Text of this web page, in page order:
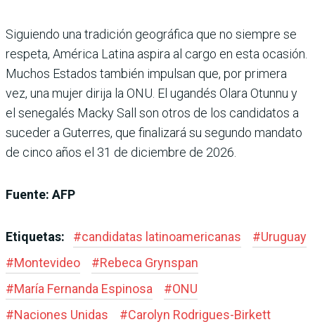
Siguiendo una tradición geográfica que no siempre se
respeta, América Latina aspira al cargo en esta ocasión.
Muchos Estados también impulsan que, por primera
vez, una mujer dirija la ONU. El ugandés Olara Otunnu y
el senegalés Macky Sall son otros de los candidatos a
suceder a Guterres, que finalizará su segundo mandato
de cinco años el 31 de diciembre de 2026.
Fuente: AFP
Etiquetas: #candidatas latinoamericanas #Uruguay
#Montevideo #Rebeca Grynspan
#María Fernanda Espinosa #ONU
#Naciones Unidas #Carolyn Rodrigues-Birkett